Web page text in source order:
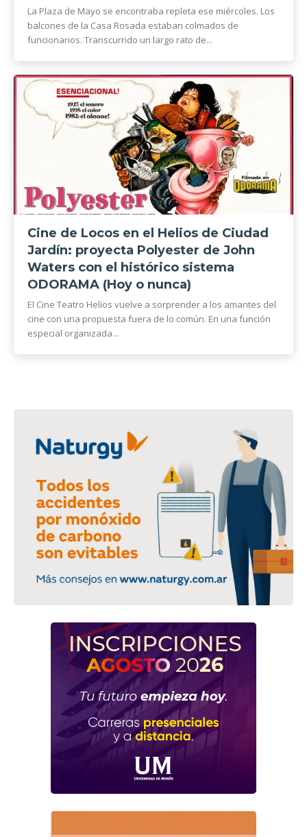
La Plaza de Mayo se encontraba repleta ese miércoles. Los
balcones de la Casa Rosada estaban colmados de
funcionarios. Transcurrido un largo rato de...
Cine de Locos en el Helios de Ciudad
Jardín: proyecta Polyester de John
Waters con el histórico sistema
ODORAMA (Hoy o nunca)
El Cine Teatro Helios vuelve a sorprender a los amantes del
cine con una propuesta fuera de lo común. En una función
especial organizada...